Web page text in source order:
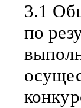
3.1
по